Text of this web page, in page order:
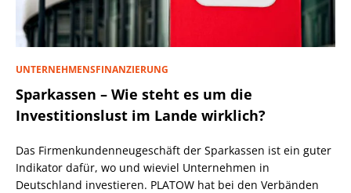
UNTERNEHMENSFINANZIERUNG
Sparkassen – Wie steht es um die
Investitionslust im Lande wirklich?
Das Firmenkundenneugeschäft der Sparkassen ist ein guter
Indikator dafür, wo und wieviel Unternehmen in
Deutschland investieren. PLATOW hat bei den Verbänden